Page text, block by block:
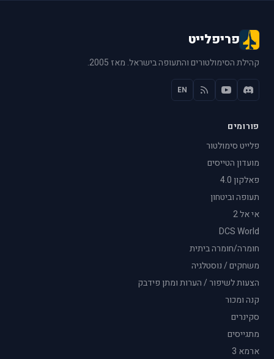
פריפלייט
קהילת הסימולטורים והתעופה בישראל. מאז 2005.
EN
פורומים
פלייט סימולטור
מועדון הטייסים
פאלקון 4.0
תעופה וביטחון
אי אל 2
DCS World
חומרה/חומרה ביתית
משחקים / נוסטלגיה
הצעות לשיפור / הערות ומתן פידבק
קנה ומכור
סקינרים
מתגייסים
ארמא 3